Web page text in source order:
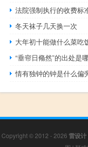
法院强制执行的收费标
冬天袜子几天换一次
大年初十能做什么菜吃
“垂帘日翛然”的出处是
情有独钟的钟是什么偏
Copyright © 2012 - 2026 雷设计